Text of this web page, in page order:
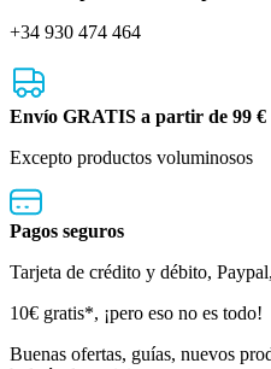
+34 930 474 464
Envío GRATIS a partir de 99 €
Excepto productos voluminosos
Pagos seguros
Tarjeta de crédito y débito,
Boletín de noticias
10€ gratis*, ¡pero eso no es todo!
Buenas ofertas, guías, nuevos